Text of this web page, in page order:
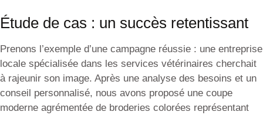
Étude de cas : un succès retentissant
Prenons l’exemple d’une campagne réussie : une entreprise
locale spécialisée dans les services vétérinaires cherchait
à rajeunir son image. Après une analyse des besoins et un
conseil personnalisé, nous avons proposé une coupe
moderne agrémentée de broderies colorées représentant